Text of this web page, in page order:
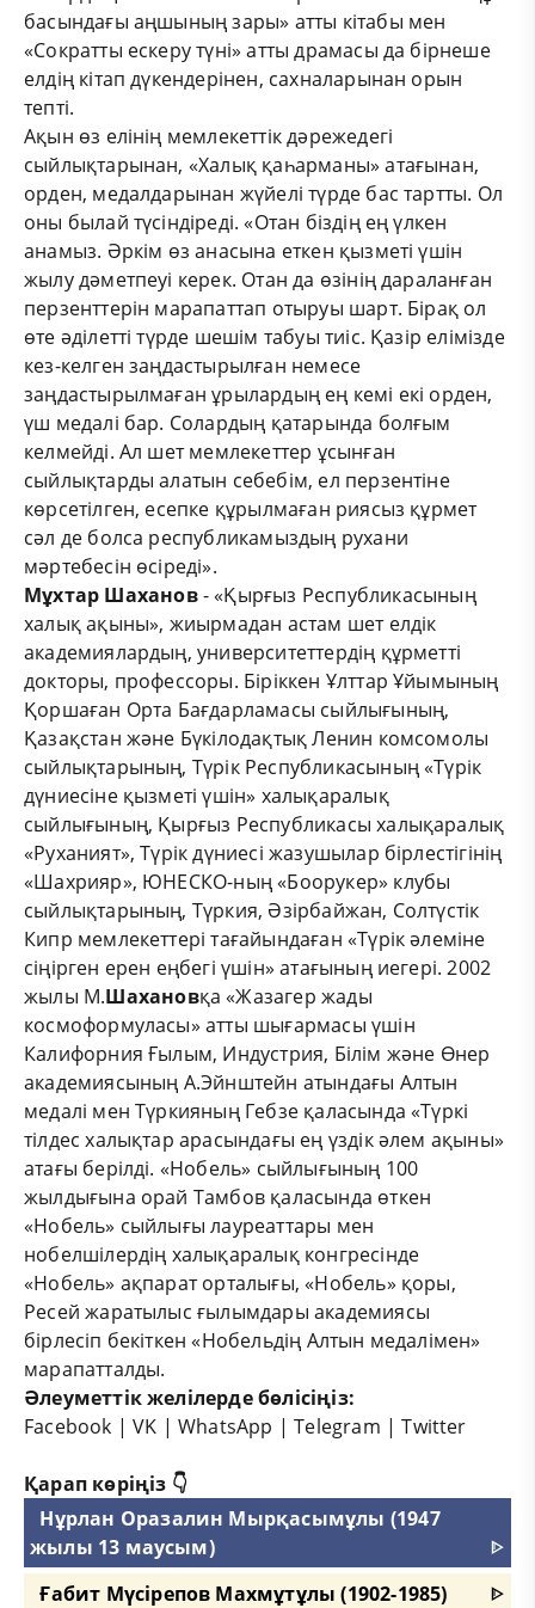
басындағы аңшының зары» атты кітабы мен
«Сократты ескеру түні» атты драмасы да бірнеше
елдің кітап дүкендерінен, сахналарынан орын
тепті.
Ақын өз елінің мемлекеттік дәрежедегі
сыйлықтарынан, «Халық қаһарманы» атағынан,
орден, медалдарынан жүйелі түрде бас тартты. Ол
оны былай түсіндіреді. «Отан біздің ең үлкен
анамыз. Әркім өз анасына еткен қызметі үшін
жылу дәметпеуі керек. Отан да өзінің дараланған
перзенттерін марапаттап отыруы шарт. Бірақ ол
өте әділетті түрде шешім табуы тиіс. Қазір елімізде
кез-келген заңдастырылған немесе
заңдастырылмаған ұрылардың ең кемі екі орден,
үш медалі бар. Солардың қатарында болғым
келмейді. Ал шет мемлекеттер ұсынған
сыйлықтарды алатын себебім, ел перзентіне
көрсетілген, есепке құрылмаған риясыз құрмет
сәл де болса республикамыздың рухани
мәртебесін өсіреді».
Мұхтар Шаханов- «Қырғыз Республикасының
халық ақыны», жиырмадан астам шет елдік
академиялардың, университеттердің құрметті
докторы, профессоры. Біріккен Ұлттар Ұйымының
Қоршаған Орта Бағдарламасы сыйлығының,
Қазақстан және Бүкілодақтық Ленин комсомолы
сыйлықтарының, Түрік Республикасының «Түрік
дүниесіне қызметі үшін» халықаралық
сыйлығының, Қырғыз Республикасы халықаралық
«Руханият», Түрік дүниесі жазушылар бірлестігінің
«Шахрияр», ЮНЕСКО-ның «Боорукер» клубы
сыйлықтарының, Түркия, Әзірбайжан, Солтүстік
Кипр мемлекеттері тағайындаған «Түрік әлеміне
сіңірген ерен еңбегі үшін» атағының иегері. 2002
жылы М.Шахановқа «Жазагер жады
космоформуласы» атты шығармасы үшін
Калифорния Ғылым, Индустрия, Білім және Өнер
академиясының А.Эйнштейн атындағы Алтын
медалі мен Түркияның Гебзе қаласында «Түркі
тілдес халықтар арасындағы ең үздік әлем ақыны»
атағы берілді. «Нобель» сыйлығының 100
жылдығына орай Тамбов қаласында өткен
«Нобель» сыйлығы лауреаттары мен
нобелшілердің халықаралық конгресінде
«Нобель» ақпарат орталығы, «Нобель» қоры,
Ресей жаратылыс ғылымдары академиясы
бірлесіп бекіткен «Нобельдің Алтын медалімен»
марапатталды.
Әлеуметтік желілерде бөлісіңіз:
Facebook |VK |WhatsApp |Telegram |Twitter
Қарап көріңіз 👇
Нұрлан Оразалин Мырқасымұлы (1947
жылы 13 маусым)
ᐈ
Ғабит Мүсірепов Махмұтұлы (1902-1985)
ᐈ